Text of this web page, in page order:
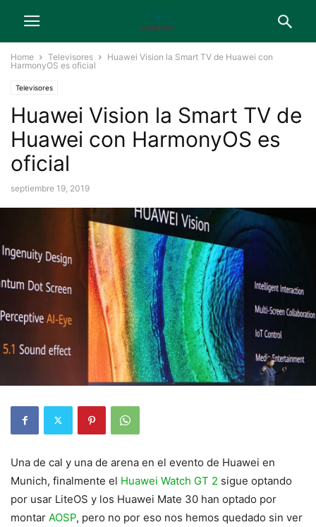
Home Televisores
Huawei Vision la Smart TV de Huawei con
HarmonyOS es oficial
Televisores
Huawei Vision la Smart TV de
Huawei con HarmonyOS es
oficial
septiembre 19, 2019
Una de cal y una de arena en el evento de Huawei en
Munich, finalmente el Huawei Watch GT 2 sigue optando
por usar LiteOS y los Huawei Mate 30 han optado por
montar AOSP, pero no por eso nos hemos quedado sin ver